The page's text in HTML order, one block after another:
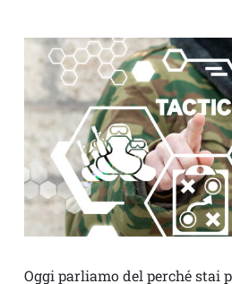
Oggi parliamo del perché stai